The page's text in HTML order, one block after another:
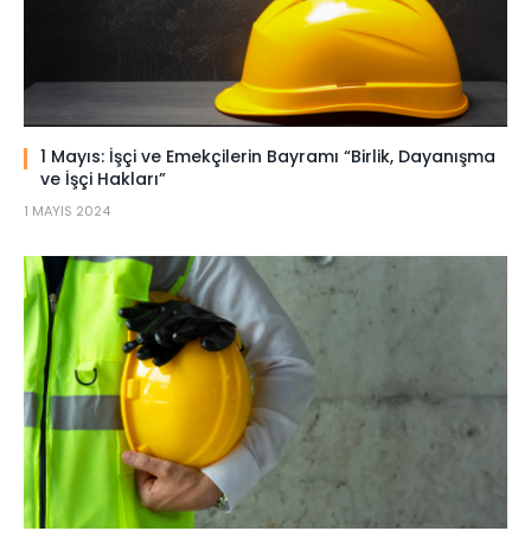
1 Mayıs: İşçi ve Emekçilerin Bayramı “Birlik, Dayanışma
ve İşçi Hakları”
1 MAYIS 2024